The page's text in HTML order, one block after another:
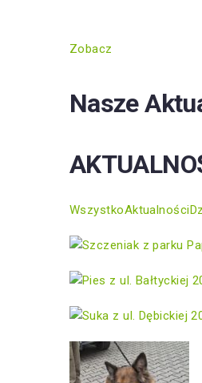
Zobacz
Nasze
WszystkoAktualności